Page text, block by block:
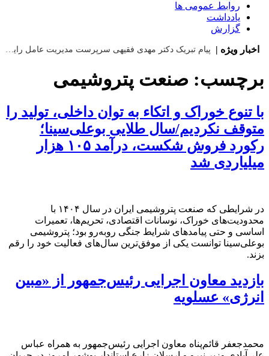
روابط عمومی ها
یادداشت
گزارش
اخبار ویژه | پیام تبریک دکتر مهدی فقیهی سرپرست مدیریت عامل رایتل به مناسبت ۱۷ مرداد، روز خبرنگار
برچسب: صنعت پتروشیمی
با تنوع خوراک و اتکاء به توان داخلی، تولید را
متوقف نکردیم/سال طلایی بوعلی‌سینا؛
رکورد فروش شکست، درآمد ۱۰۵ هزار
میلیاردی شد
در شرایطی که صنعت پتروشیمی ایران در سال ۱۴۰۴ با
محدودیت‌های خوراک، نوسانات اقتصادی، تحریم‌ها، تعمیرات
اساسی و حتی پیامدهای شرایط جنگی روبه‌رو بود؛ پتروشیمی
بوعلی‌سینا توانست یکی از موفق‌ترین سال‌های فعالیت خود را رقم
بزند.
بازدید معاون اجرایی رئیس‌جمهور از «مبین
انرژی» عسلویه
محمدجعفر قائم‌پناه معاون اجرایی رئیس‌جمهور به همراه عباس